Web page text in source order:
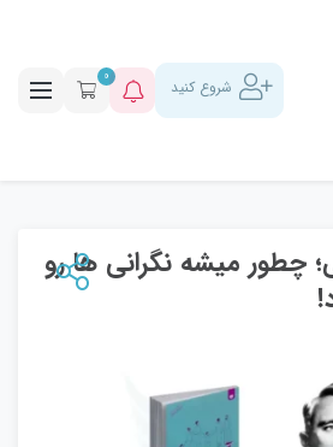
شروع کنید 0
چطور میشه نگرانی ها رو